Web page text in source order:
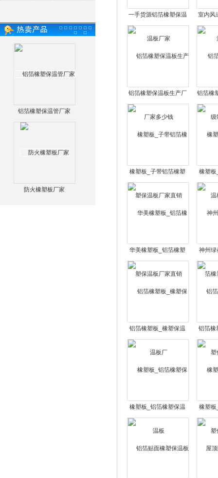
铝箔橡塑保温管厂家
防火橡塑板厂家
一手货源铝箔橡塑保温
板厂家
室内风
铝箔橡塑保温板生产厂
家多少钱
铝箔橡
橡塑板_子带铝箔橡塑
保温板厂家直销
橡塑板
华美橡塑板_铝箔橡塑
保温板厂家直销
神州绿
橡
铝箔橡塑板_橡塑保温
板厂
铝箔橡
橡塑板_铝箔橡塑保温
板
橡塑板